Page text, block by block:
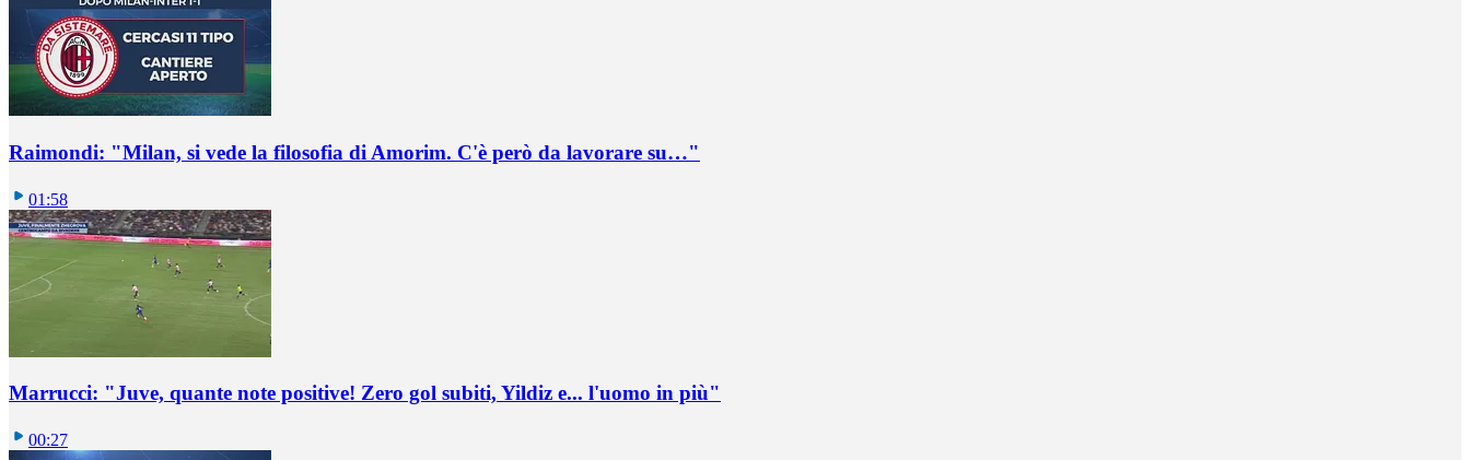
Raimondi: "Milan, si vede la filosofia di Amorim. C'è però da lavorare su…"
01:58
Marrucci: "Juve, quante note positive! Zero gol subiti, Yildiz e... l'uomo in più"
00:27